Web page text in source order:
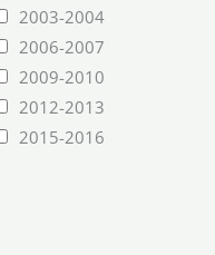
2003-2004
2006-2007
2009-2010
2012-2013
2015-2016